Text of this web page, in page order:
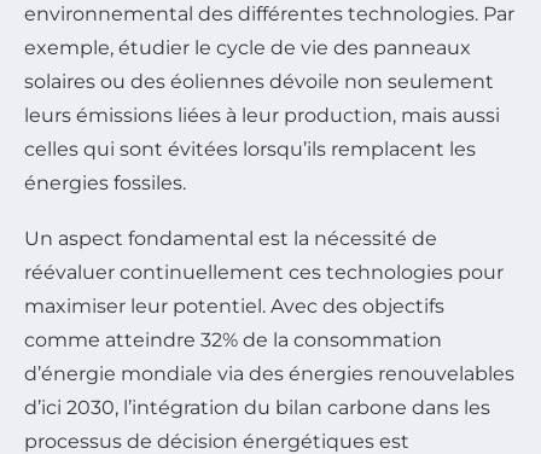
environnemental des différentes technologies. Par
exemple, étudier le cycle de vie des panneaux
solaires ou des éoliennes dévoile non seulement
leurs émissions liées à leur production, mais aussi
celles qui sont évitées lorsqu’ils remplacent les
énergies fossiles.
Un aspect fondamental est la nécessité de
réévaluer continuellement ces technologies pour
maximiser leur potentiel. Avec des objectifs
comme atteindre 32% de la consommation
d’énergie mondiale via des énergies renouvelables
d’ici 2030, l’intégration du bilan carbone dans les
processus de décision énergétiques est